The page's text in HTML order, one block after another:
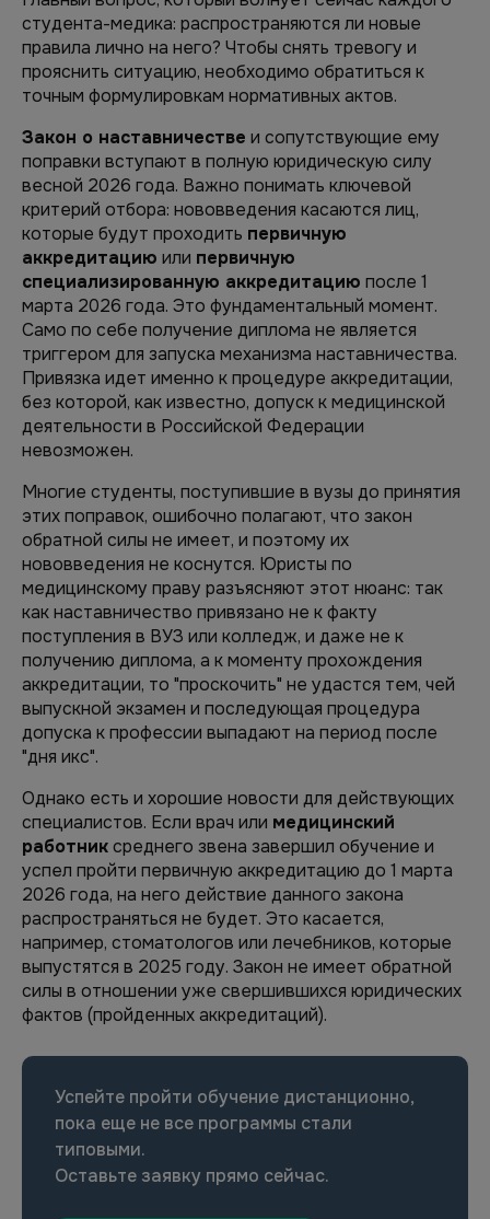
студента-медика: распространяются ли новые
правила лично на него? Чтобы снять тревогу и
прояснить ситуацию, необходимо обратиться к
точным формулировкам нормативных актов.
Закон о наставничестве и сопутствующие ему
поправки вступают в полную юридическую силу
весной 2026 года. Важно понимать ключевой
критерий отбора: нововведения касаются лиц,
которые будут проходить первичную
аккредитацию или первичную
специализированную аккредитацию после 1
марта 2026 года. Это фундаментальный момент.
Само по себе получение диплома не является
триггером для запуска механизма наставничества.
Привязка идет именно к процедуре аккредитации,
без которой, как известно, допуск к медицинской
деятельности в Российской Федерации
невозможен.
Многие студенты, поступившие в вузы до принятия
этих поправок, ошибочно полагают, что закон
обратной силы не имеет, и поэтому их
нововведения не коснутся. Юристы по
медицинскому праву разъясняют этот нюанс: так
как наставничество привязано не к факту
поступления в ВУЗ или колледж, и даже не к
получению диплома, а к моменту прохождения
аккредитации, то "проскочить" не удастся тем, чей
выпускной экзамен и последующая процедура
допуска к профессии выпадают на период после
"дня икс".
Однако есть и хорошие новости для действующих
специалистов. Если врач или медицинский
работниксреднего звена завершил обучение и
успел пройти первичную аккредитацию до 1 марта
2026 года, на него действие данного закона
распространяться не будет. Это касается,
например, стоматологов или лечебников, которые
выпустятся в 2025 году. Закон не имеет обратной
силы в отношении уже свершившихся юридических
фактов (пройденных аккредитаций).
Успейте пройти обучение дистанционно,
пока еще не все программы стали
типовыми.
Оставьте заявку прямо сейчас.